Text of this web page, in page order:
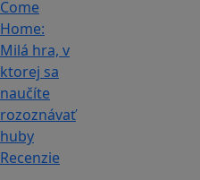
Recenzie